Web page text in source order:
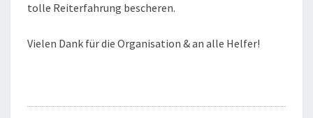
tolle Reiterfahrung bescheren.
Vielen Dank für die Organisation & an alle Helfer!